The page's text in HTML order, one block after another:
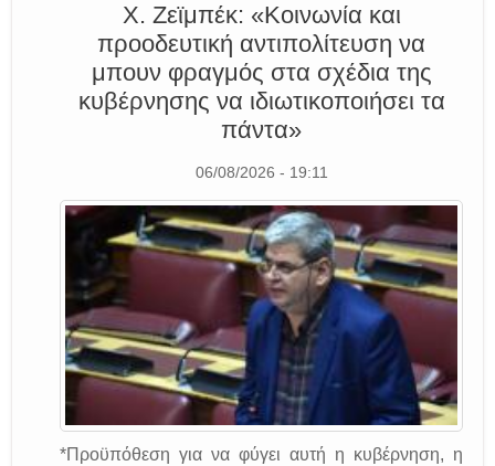
Χ. Ζεϊμπέκ: «Κοινωνία και
προοδευτική αντιπολίτευση να
μπουν φραγμός στα σχέδια της
κυβέρνησης να ιδιωτικοποιήσει τα
πάντα»
06/08/2026 - 19:11
*Προϋπόθεση για να φύγει αυτή η κυβέρνηση, η